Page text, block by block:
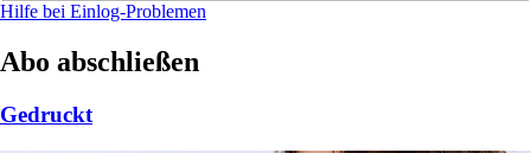
Hilfe bei Einlog-Problemen
Abo abschließen
Gedruckt